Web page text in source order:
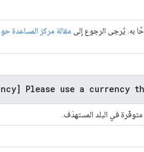
به. يُرجى الرجوع إلى مقالة مركز المساعدة
Please use a currency
في البلد المستهدَف.